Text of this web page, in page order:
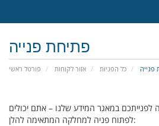
פתיחת פנייה
פורטל ראשי אזור לקוחות כל הפניות פנייה
לפנייתכם במאגר המידע שלנו – אתם יכולים
לפתוח פניה למחלקה המתאימה להלן: